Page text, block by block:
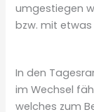
umgestiegen
bzw. mit
In den
im Wechsel
welches zum